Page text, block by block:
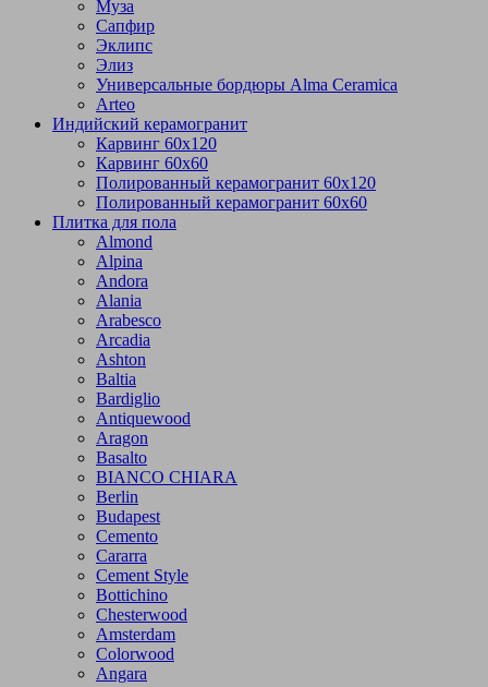
Муза
Сапфир
Эклипс
Элиз
Универсальные бордюры Alma Ceramica
Arteo
Индийский керамогранит
Карвинг 60х120
Карвинг 60х60
Полированный керамогранит 60х120
Полированный керамогранит 60х60
Плитка для пола
Almond
Alpina
Andora
Alania
Arabesco
Arcadia
Ashton
Baltia
Bardiglio
Antiquewood
Aragon
Basalto
BIANCO CHIARA
Berlin
Budapest
Cemento
Cararra
Cement Style
Bottichino
Chesterwood
Amsterdam
Colorwood
Angara